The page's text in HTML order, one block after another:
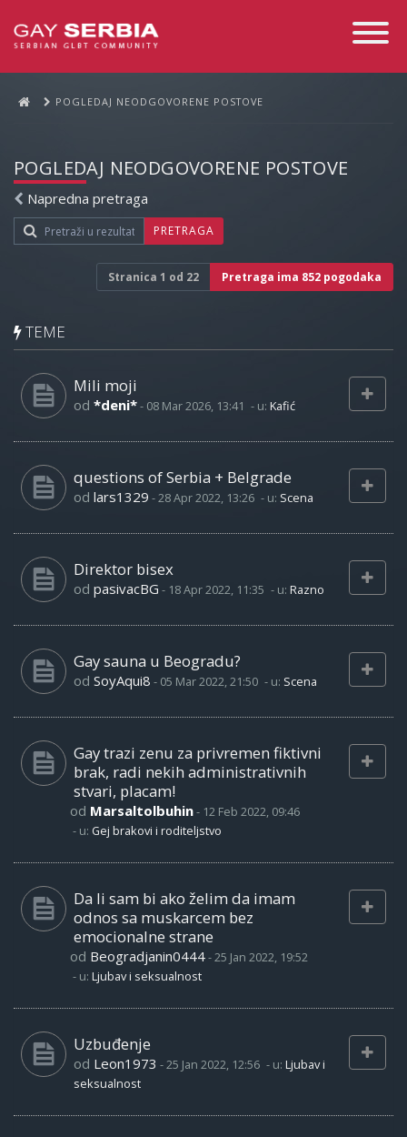
Toggle
POGLEDAJ NEODGOVORENE POSTOVE
POGLEDAJ NEODGOVORENE POSTOVE
Napredna pretraga
PRETRAGA
Stranica 1 od 22 Pretraga ima 852 pogodaka
TEME
Mili moji
od *deni*- 08 Mar 2026, 13:41 - u: Kafić
questions of Serbia + Belgrade
od lars1329 -28 Apr 2022, 13:26 - u: Scena
Direktor bisex
od pasivacBG - 18 Apr 2022, 11:35 - u: Razno
Gay sauna u Beogradu?
od SoyAqui8 - 05 Mar 2022, 21:50 - u: Scena
Gay trazi zenu za privremen fiktivni
brak, radi nekih administrativnih
stvari, placam!
od Marsaltolbuhin- 12 Feb 2022, 09:46
- u: Gej brakovi i roditeljstvo
Da li sam bi ako želim da imam
odnos sa muskarcem bez
emocionalne strane
od Beogradjanin0444-25 Jan 2022, 19:52
- u: Ljubav i seksualnost
Uzbuđenje
od Leon1973 -25 Jan 2022, 12:56 - u: Ljubav i
seksualnost